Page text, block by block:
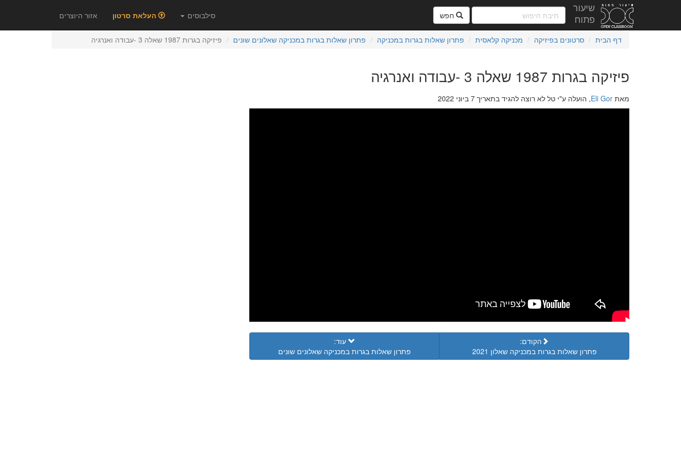
שיעור
פתוח
חפש סילבוסים העלאת סרטון אזור היוצרים
דף הבית סרטונים בפיזיקה מכניקה קלאסית פתרון שאלות בגרות במכניקה פתרון שאלות בגרות במכניקה שאלונים שונים פיזיקה בגרות 1987 שאלה 3 -עבודה ואנרגיה
פיזיקה בגרות 1987 שאלה 3 -עבודה ואנרגיה
מאת Eli Gor, הועלה ע"י טל לא רוצה להגיד בתאריך 7 ביוני 2022
הקודם:
פתרון שאלות בגרות במכניקה שאלון 2021
עוד:
פתרון שאלות בגרות במכניקה שאלונים שונים